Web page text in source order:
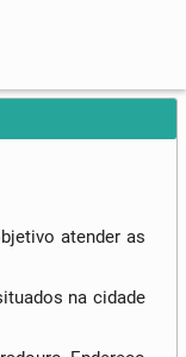
atender as
na cidade